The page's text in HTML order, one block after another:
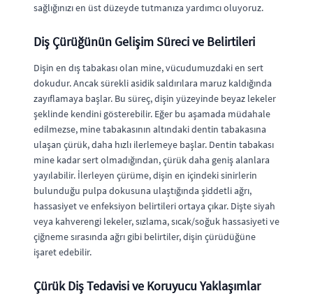
sağlığınızı en üst düzeyde tutmanıza yardımcı oluyoruz.
Diş Çürüğünün Gelişim Süreci ve Belirtileri
Dişin en dış tabakası olan mine, vücudumuzdaki en sert
dokudur. Ancak sürekli asidik saldırılara maruz kaldığında
zayıflamaya başlar. Bu süreç, dişin yüzeyinde beyaz lekeler
şeklinde kendini gösterebilir. Eğer bu aşamada müdahale
edilmezse, mine tabakasının altındaki dentin tabakasına
ulaşan çürük, daha hızlı ilerlemeye başlar. Dentin tabakası
mine kadar sert olmadığından, çürük daha geniş alanlara
yayılabilir. İlerleyen çürüme, dişin en içindeki sinirlerin
bulunduğu pulpa dokusuna ulaştığında şiddetli ağrı,
hassasiyet ve enfeksiyon belirtileri ortaya çıkar. Dişte siyah
veya kahverengi lekeler, sızlama, sıcak/soğuk hassasiyeti ve
çiğneme sırasında ağrı gibi belirtiler, dişin çürüdüğüne
işaret edebilir.
Çürük Diş Tedavisi ve Koruyucu Yaklaşımlar